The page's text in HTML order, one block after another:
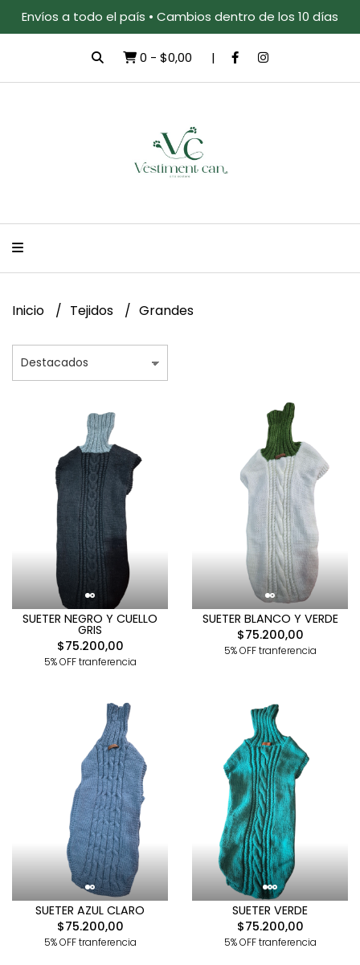
Envíos a todo el país • Cambios dentro de los 10 días
0 - $0,00
Inicio Tejidos Grandes
SUETER NEGRO Y CUELLO
GRIS
$75.200,00
5% OFF tranferencia
SUETER BLANCO Y VERDE
$75.200,00
5% OFF tranferencia
SUETER AZUL CLARO
$75.200,00
5% OFF tranferencia
SUETER VERDE
$75.200,00
5% OFF tranferencia